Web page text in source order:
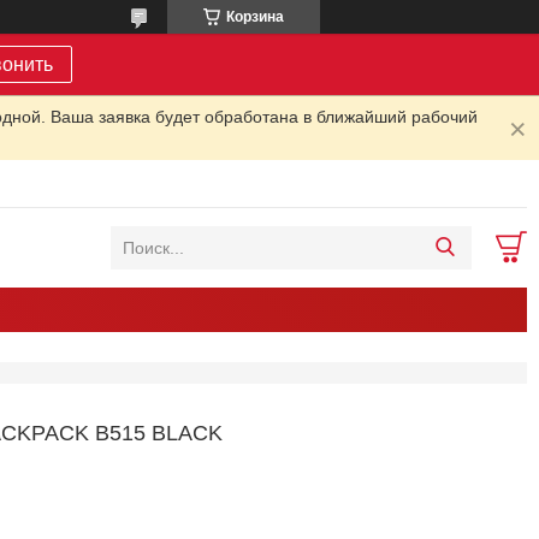
Корзина
Ваша заявка будет обработана в ближайший рабочий
B515 BLACK